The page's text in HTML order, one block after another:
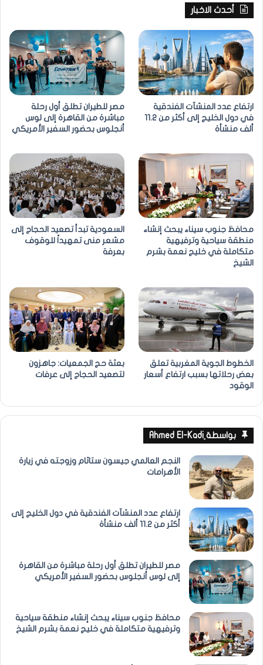
أحدث الاخبار
ارتفاع عدد المنشآت الفندقية
في دول الخليج إلى أكثر من 11.2
ألف منشأة
مصر للطيران تطلق أول رحلة
مباشرة من القاهرة إلى لوس
أنجلوس بحضور السفير الأمريكي
محافظ جنوب سيناء يبحث إنشاء
منطقة سياحية وترفيهية
متكاملة في خليج نعمة بشرم
الشيخ
السعودية تبدأ تصعيد الحجاج إلى
مشعر منى تمهيداً للوقوف
بعرفة
الخطوط الجوية المغربية تعلق
بعض رحلاتها بسبب ارتفاع أسعار
الوقود
بعثة حج الجمعيات: جاهزون
لتصعيد الحجاج إلى عرفات
بواسطة ِAhmed El-Kadi
النجم العالمي جيسون ستاثام وزوجته في زيارة
الأهرامات
ارتفاع عدد المنشآت الفندقية في دول الخليج إلى
أكثر من 11.2 ألف منشأة
مصر للطيران تطلق أول رحلة مباشرة من القاهرة
إلى لوس أنجلوس بحضور السفير الأمريكي
محافظ جنوب سيناء يبحث إنشاء منطقة سياحية
وترفيهية متكاملة في خليج نعمة بشرم الشيخ